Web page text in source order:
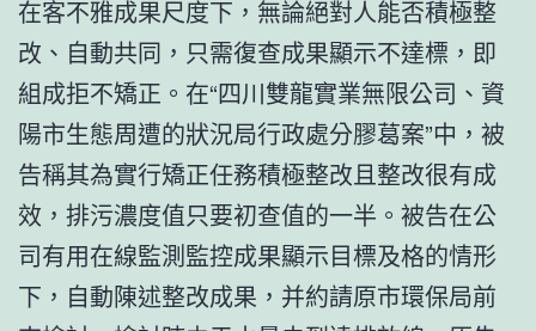
在客不雅成果尺度下，無論絕對人能否積極整
改、自動共同，只需復查成果顯示不達標，即
組成拒不矯正。在“四川雙龍實業無限公司、資
陽市生態周遭的狀況局行政處分膠葛案”中，被
告稱其為實行矯正任務積極整改且整改很有成
效，排污濃度值只要初查值的一半。被告在公
司有用在線監測監控成果顯示目標及格的情形
下，自動陳述整改成果，并約請原市環保局前